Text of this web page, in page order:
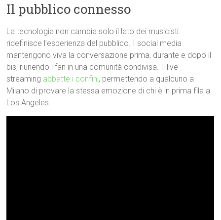
Il pubblico connesso
La tecnologia non cambia solo il lato dei musicisti:
ridefinisce l’esperienza del pubblico. I social media
mantengono viva la conversazione prima, durante e dopo il
bis, riunendo i fan in una comunità condivisa. Il live
streaming abbatte i confini, permettendo a qualcuno a
Milano di provare la stessa emozione di chi è in prima fila a
Los Angeles.